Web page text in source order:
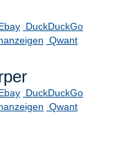
DuckDuckGo
Qwant
DuckDuckGo
Qwant